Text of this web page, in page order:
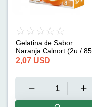
Gelatina de Sabor
Naranja Calnort (2u / 85
g)
2,07 USD